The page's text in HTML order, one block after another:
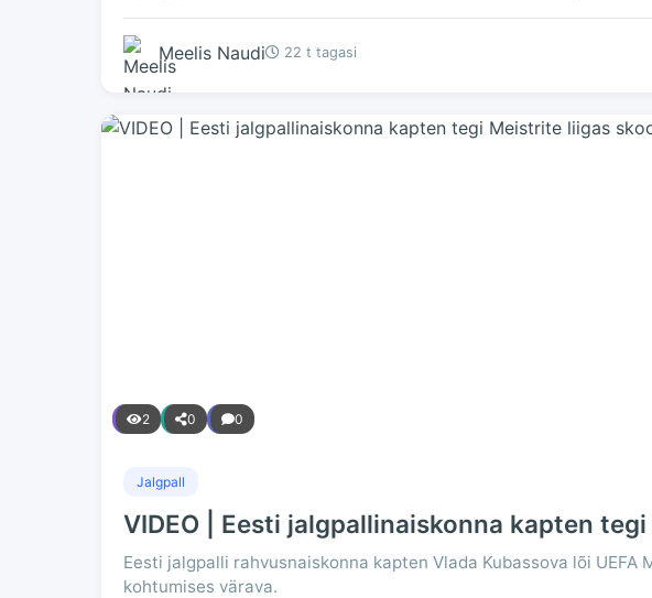
Meelis Naudi 22 t tagasi
2 0 0
Jalgpall
VIDEO | Eesti jalgpallinaiskonna kapten
Eesti jalgpalli rahvusnaiskonna kapten Vlada Kubassova lõi
kohtumises värava.